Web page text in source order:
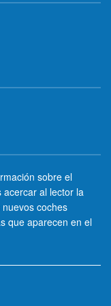
sobre el
acercar al lector la
coches
que aparecen en el